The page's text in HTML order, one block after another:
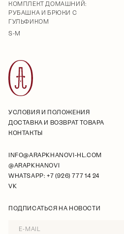
КОМПЛЕКТ ДОМАШНИЙ:
РУБАШКА И БРЮКИ С
ГУЛЬФИКОМ
S-M
УСЛОВИЯ И ПОЛОЖЕНИЯ
ДОСТАВКА И ВОЗВРАТ ТОВАРА
КОНТАКТЫ
INFO@ARAPKHANOVI-HL.COM
@ARAPKHANOVI
WHATSAPP: +7 (926) 777 14 24
VK
ПОДПИСАТЬСЯ НА НОВОСТИ